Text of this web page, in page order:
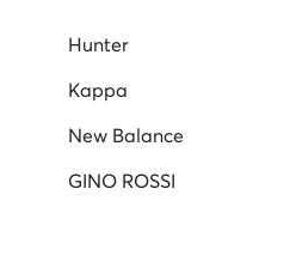
Hunter
Kappa
New Balance
GINO ROSSI